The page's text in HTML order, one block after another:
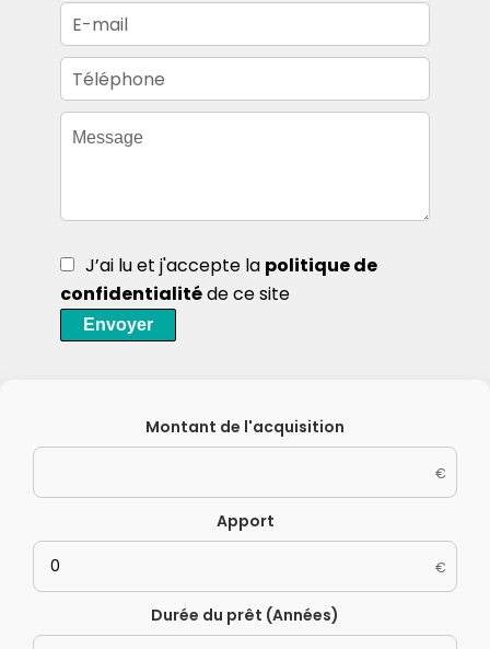
J’ai lu et j'accepte la politique de
confidentialitéde ce site
Envoyer
Montant de l'acquisition
€
Apport
€
Durée du prêt (Années)